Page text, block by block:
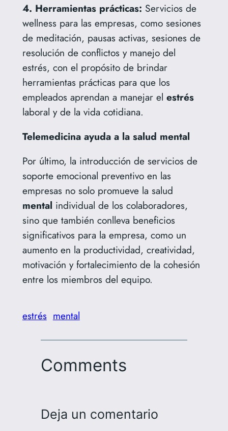
4. Herramientas prácticas: Servicios de
wellness para las empresas, como sesiones
de meditación, pausas activas, sesiones de
resolución de conflictos y manejo del
estrés, con el propósito de brindar
herramientas prácticas para que los
empleados aprendan a manejar el estrés
laboral y de la vida cotidiana.
Telemedicina ayuda a la salud mental
Por último, la introducción de servicios de
soporte emocional preventivo en las
empresas no solo promueve la salud
mental individual de los colaboradores,
sino que también conlleva beneficios
significativos para la empresa, como un
aumento en la productividad, creatividad,
motivación y fortalecimiento de la cohesión
entre los miembros del equipo.
estrés mental
Comments
Deja un comentario